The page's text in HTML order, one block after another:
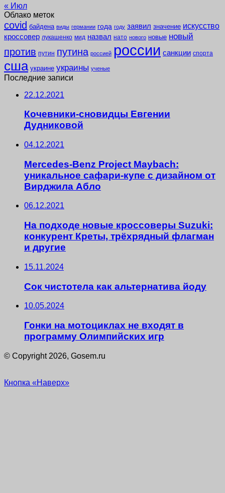
« Июл
Облако меток
covid байдена виды германии года году заявил значение искусство
кроссовер лукашенко мид назвал нато нового новые новый
против путин путина россией россии санкции спорта
сша украине украины ученые
Последние записи
22.12.2021
Кочевники-сновидцы Евгении
Дудниковой
04.12.2021
Mercedes-Benz Project Maybach:
уникальное сафари-купе с дизайном от
Вирджила Абло
06.12.2021
На подходе новые кроссоверы Suzuki:
конкурент Креты, трёхрядный флагман
и другие
15.11.2024
Сок чистотела как альтернатива йоду
10.05.2024
Гонки на мотоциклах не входят в
программу Олимпийских игр
© Copyright 2026, Gosem.ru
Кнопка «Наверх»